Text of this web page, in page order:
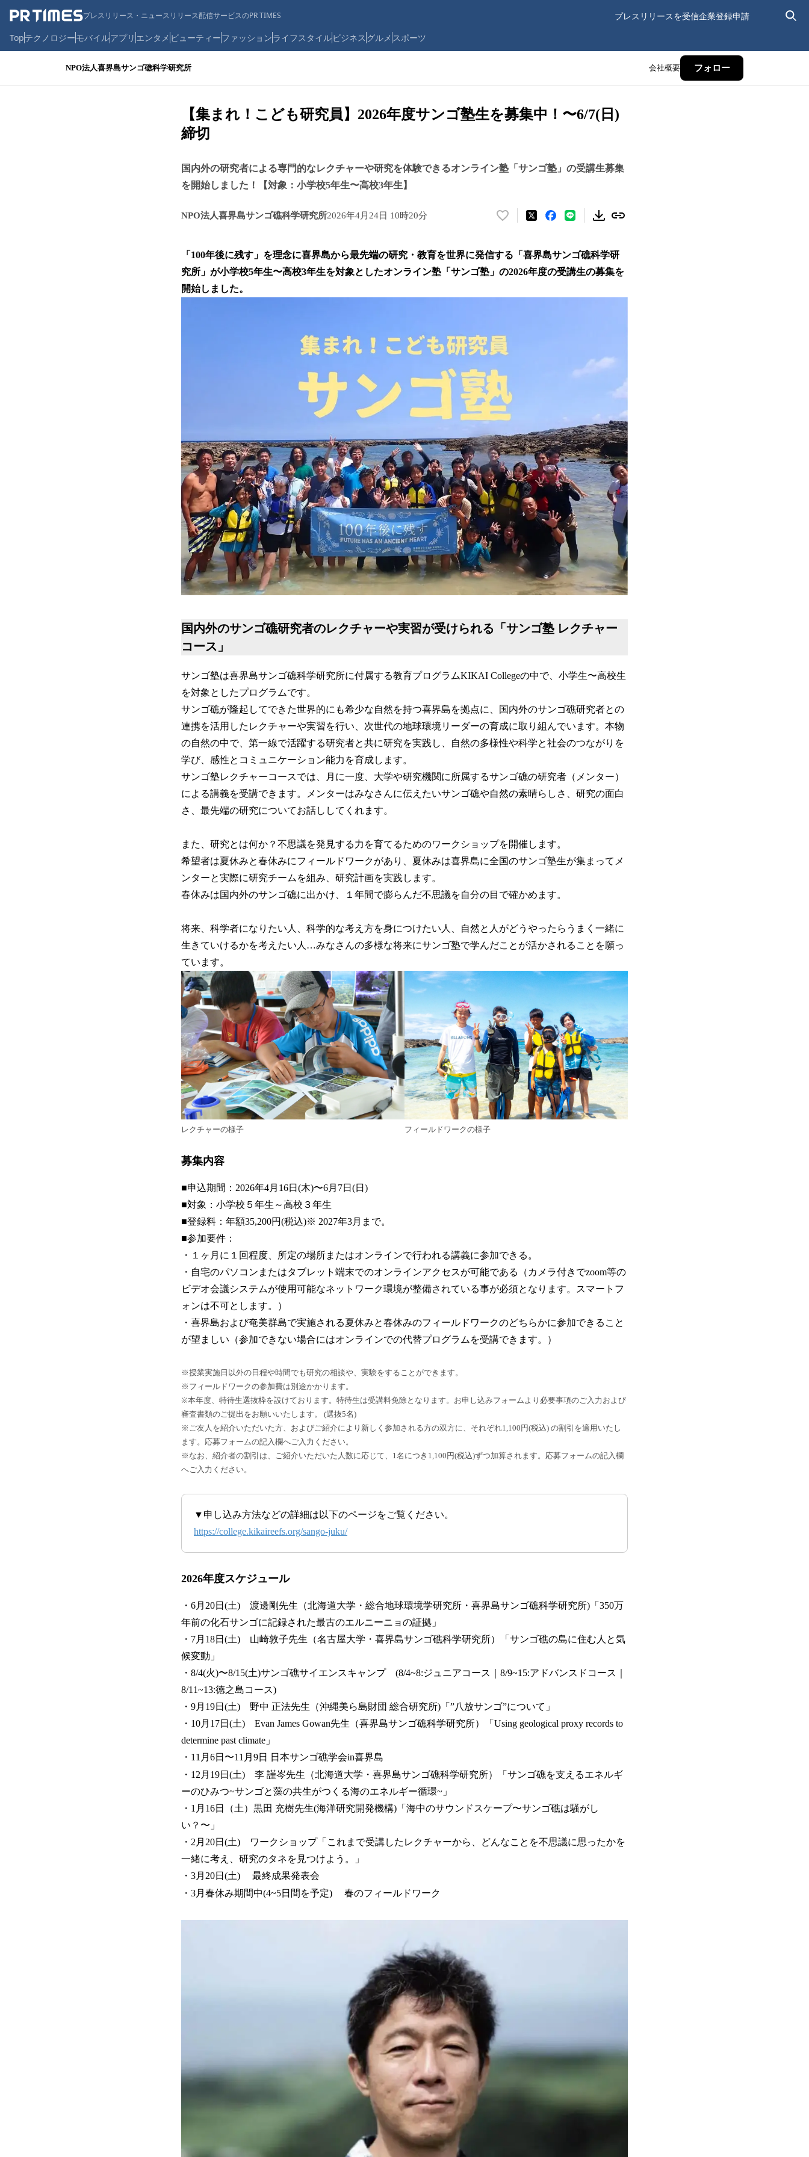
プレスリリース・ニュースリリース配信サービスのPR TIMES プレスリリースを受信企業登録申請
Topテクノロジーモバイルアプリ エンタメ ビューティーファッションライフスタイルビジネス グルメ スポーツ
NPO法人喜界島サンゴ礁科学研究所 会社概要 フォロー
【集まれ！こども研究員】2026年度サンゴ塾生を募集中！〜6/7(日)
締切
国内外の研究者による専門的なレクチャーや研究を体験できるオンライン塾「サンゴ塾」の受講生募集
を開始しました！【対象：小学校5年生〜高校3年生】
NPO法人喜界島サンゴ礁科学研究所2026年4月24日 10時20分
い
！
数
読
み
中
す
「100年後に残す」を理念に喜界島から最先端の研究・教育を世界に発信する「喜界島サンゴ礁科学研
究所」が小学校5年生〜高校3年生を対象としたオンライン塾「サンゴ塾」の2026年度の受講生の募集を
開始しました。
国内外のサンゴ礁研究者のレクチャーや実習が受けられる「サンゴ塾 レクチャー
コース」
サンゴ塾は喜界島サンゴ礁科学研究所に付属する教育プログラムKIKAI Collegeの中で、小学生〜高校生
を対象としたプログラムです。
サンゴ礁が隆起してできた世界的にも希少な自然を持つ喜界島を拠点に、国内外のサンゴ礁研究者との
連携を活用したレクチャーや実習を行い、次世代の地球環境リーダーの育成に取り組んでいます。本物
の自然の中で、第一線で活躍する研究者と共に研究を実践し、自然の多様性や科学と社会のつながりを
学び、感性とコミュニケーション能力を育成します。
サンゴ塾レクチャーコースでは、月に一度、大学や研究機関に所属するサンゴ礁の研究者（メンター）
による講義を受講できます。メンターはみなさんに伝えたいサンゴ礁や自然の素晴らしさ、研究の面白
さ、最先端の研究についてお話ししてくれます。
また、研究とは何か？不思議を発見する力を育てるためのワークショップを開催します。
希望者は夏休みと春休みにフィールドワークがあり、夏休みは喜界島に全国のサンゴ塾生が集まってメ
ンターと実際に研究チームを組み、研究計画を実践します。
春休みは国内外のサンゴ礁に出かけ、１年間で膨らんだ不思議を自分の目で確かめます。
将来、科学者になりたい人、科学的な考え方を身につけたい人、自然と人がどうやったらうまく一緒に
生きていけるかを考えたい人…みなさんの多様な将来にサンゴ塾で学んだことが活かされることを願っ
ています。
レクチャーの様子 フィールドワークの様子
募集内容
■申込期間：2026年4月16日(木)〜6月7日(日)
■対象：小学校５年生～高校３年生
■登録料：年額35,200円(税込)※ 2027年3月まで。
■参加要件：
・１ヶ月に１回程度、所定の場所またはオンラインで行われる講義に参加できる。
・自宅のパソコンまたはタブレット端末でのオンラインアクセスが可能である（カメラ付きでzoom等の
ビデオ会議システムが使用可能なネットワーク環境が整備されている事が必須となります。スマートフ
ォンは不可とします。）
・喜界島および奄美群島で実施される夏休みと春休みのフィールドワークのどちらかに参加できること
が望ましい（参加できない場合にはオンラインでの代替プログラムを受講できます。）
※授業実施日以外の日程や時間でも研究の相談や、実験をすることができます。
※フィールドワークの参加費は別途かかります。
※本年度、特待生選抜枠を設けております。特待生は受講料免除となります。お申し込みフォームより必要事項のご入力および
審査書類のご提出をお願いいたします。 (選抜5名)
※ご友人を紹介いただいた方、およびご紹介により新しく参加される方の双方に、それぞれ1,100円(税込) の割引を適用いたし
ます。応募フォームの記入欄へご入力ください。
※なお、紹介者の割引は、ご紹介いただいた人数に応じて、1名につき1,100円(税込)ずつ加算されます。応募フォームの記入欄
へご入力ください。
▼申し込み方法などの詳細は以下のページをご覧ください。
https://college.kikaireefs.org/sango-juku/
2026年度スケジュール
・6月20日(土) 渡邊剛先生（北海道大学・総合地球環境学研究所・喜界島サンゴ礁科学研究所)「350万
年前の化石サンゴに記録された最古のエルニーニョの証拠」
・7月18日(土) 山崎敦子先生（名古屋大学・喜界島サンゴ礁科学研究所）「サンゴ礁の島に住む人と気
候変動」
・8/4(火)〜8/15(土)サンゴ礁サイエンスキャンプ (8/4~8:ジュニアコース｜8/9~15:アドバンスドコース｜
8/11~13:徳之島コース)
・9月19日(土) 野中 正法先生（沖縄美ら島財団 総合研究所)「”八放サンゴ”について」
・10月17日(土) Evan James Gowan先生（喜界島サンゴ礁科学研究所）「Using geological proxy records to
determine past climate」
・11月6日〜11月9日 日本サンゴ礁学会in喜界島
・12月19日(土) 李 謹岑先生（北海道大学・喜界島サンゴ礁科学研究所）「サンゴ礁を支えるエネルギ
ーのひみつ~サンゴと藻の共生がつくる海のエネルギー循環~」
・1月16日（土）黒田 充樹先生(海洋研究開発機構)「海中のサウンドスケープ〜サンゴ礁は騒がし
い？〜」
・2月20日(土) ワークショップ「これまで受講したレクチャーから、どんなことを不思議に思ったかを
一緒に考え、研究のタネを見つけよう。」
・3月20日(土) 最終成果発表会
・3月春休み期間中(4~5日間を予定) 春のフィールドワーク